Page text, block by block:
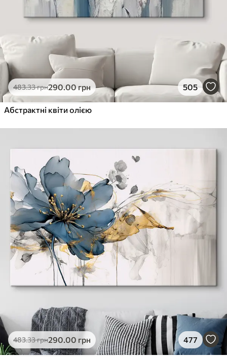
483.33грн290.00грн 505
Абстрактні квіти олією
483.33грн290.00 грн 477